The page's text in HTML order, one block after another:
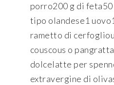
porro200 g di
tipo olandese1
rametto di
couscous o
dolcelatte per
extravergine di